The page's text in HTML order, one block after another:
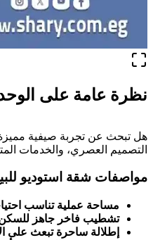
نظرة عامة على
هل تبحث عن تجربة صيفية مميزة
التصميم العصري، والخدمات
مواصفات شقة استوديو
مساحة عملية تناسب
تشطيب فاخر جاهز
إطلالة ساحرة تبعث على